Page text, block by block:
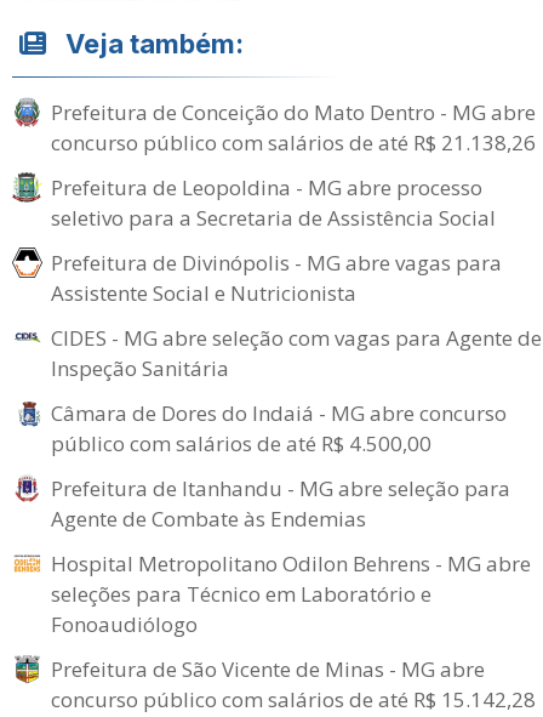
Veja também:
Prefeitura de Conceição do Mato Dentro - MG abre
concurso público com salários de até R$ 21.138,26
Prefeitura de Leopoldina - MG abre processo
seletivo para a Secretaria de Assistência Social
Prefeitura de Divinópolis - MG abre vagas para
Assistente Social e Nutricionista
CIDES - MG abre seleção com vagas para Agente de
Inspeção Sanitária
Câmara de Dores do Indaiá - MG abre concurso
público com salários de até R$ 4.500,00
Prefeitura de Itanhandu - MG abre seleção para
Agente de Combate às Endemias
Hospital Metropolitano Odilon Behrens - MG abre
seleções para Técnico em Laboratório e
Fonoaudiólogo
Prefeitura de São Vicente de Minas - MG abre
concurso público com salários de até R$ 15.142,28